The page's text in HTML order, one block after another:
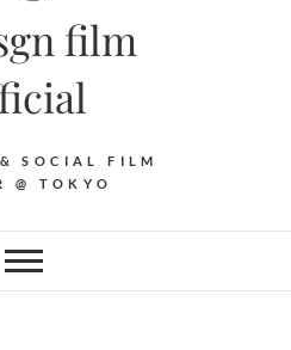
film
SOCIAL FILM
@ TOKYO